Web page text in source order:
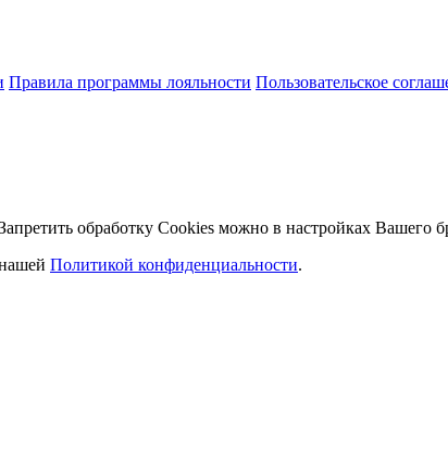
Правила программы лояльности Пользовательское
обработку Cookies можно в настройках Вашего
Политикой конфиденциальности.